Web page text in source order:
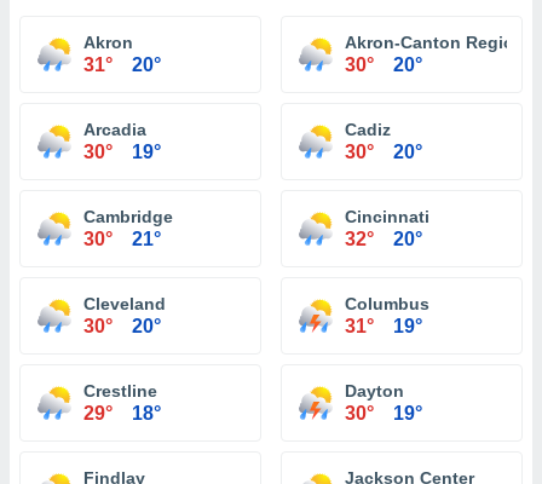
Akron
31° 20°
Akron-Canton
30° 20°
Arcadia
30° 19°
Cadiz
30° 20°
Cambridge
30° 21°
Cincinnati
32° 20°
Cleveland
30° 20°
Columbus
31° 19°
Crestline
29° 18°
Dayton
30° 19°
Findlay Jackson Center